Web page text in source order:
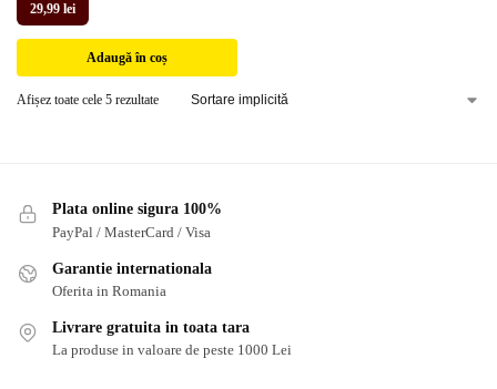
29,99 lei
Adaugă în coș
Afișez toate cele 5 rezultate
Plata online sigura 100%
PayPal / MasterCard / Visa
Garantie internationala
Oferita in Romania
Livrare gratuita in toata tara
La produse in valoare de peste 1000 Lei